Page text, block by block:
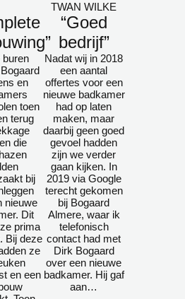
TWAN WILKE
en
toen
terug
die
bij
nieuwe
Dit
prima
Bij deze
ze
en een
“Goed
bedrijf”
Nadat wij in 2018
een aantal
offertes voor een
nieuwe badkamer
had op laten
maken, maar
daarbij geen goed
gevoel hadden
zijn we verder
gaan kijken. In
2019 via Google
terecht gekomen
bij Bogaard
Almere, waar ik
telefonisch
contact had met
Dirk Bogaard
over een nieuwe
badkamer. Hij gaf
aan…